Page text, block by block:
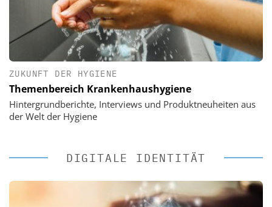
ZUKUNFT DER HYGIENE
Themenbereich Krankenhaushygiene
Hintergrundberichte, Interviews und Produktneuheiten aus
der Welt der Hygiene
DIGITALE IDENTITÄT